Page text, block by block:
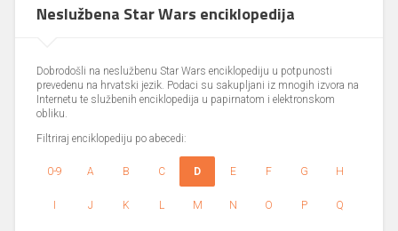
Neslužbena Star Wars enciklopedija
Dobrodošli na neslužbenu Star Wars enciklopediju u potpunosti
prevedenu na hrvatski jezik. Podaci su sakupljani iz mnogih izvora na
Internetu te službenih enciklopedija u papirnatom i elektronskom
obliku.
Filtriraj enciklopediju po abecedi:
0-9 A B C D E F G H
I J K L M N O P Q